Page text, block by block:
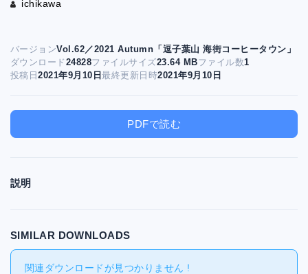
ichikawa
バージョンVol.62／2021 Autumn「逗子葉山 海街コーヒータウン」
ダウンロード 24828ファイルサイズ23.64 MBファイル数1
投稿日2021年9月10日最終更新日時2021年9月10日
PDFで読む
説明
SIMILAR DOWNLOADS
関連ダウンロードが見つかりません !